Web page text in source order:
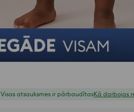
Visas atsauksmes ir pārbaudītasKā darbojas